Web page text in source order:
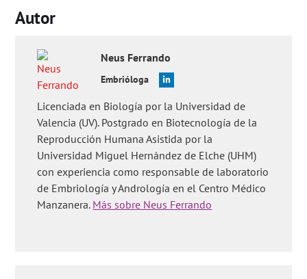
Autor
Neus Ferrando
Embrióloga
Licenciada en Biología por la Universidad de
Valencia (UV). Postgrado en Biotecnología de la
Reproducción Humana Asistida por la
Universidad Miguel Hernández de Elche (UHM)
con experiencia como responsable de laboratorio
de Embriología y Andrología en el Centro Médico
Manzanera. Más sobre Neus Ferrando